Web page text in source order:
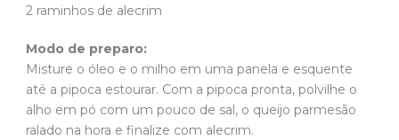
2 raminhos de alecrim
Modo de preparo:
Misture o óleo e o milho em uma panela e esquente
até a pipoca estourar. Com a pipoca pronta, polvilhe o
alho em pó com um pouco de sal, o queijo parmesão
ralado na hora e finalize com alecrim.